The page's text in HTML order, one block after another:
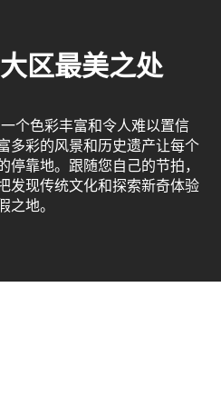
区最美之处
个色彩丰富和令人难以置信
多彩的风景和历史遗产让每个
靠地。跟随您自己的节拍，
发现传统文化和探索新奇体验
之地。